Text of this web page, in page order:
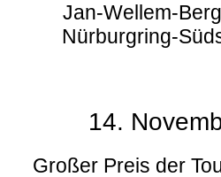
Jan-Wellem-
Nürburgring-
14.
Großer Preis der